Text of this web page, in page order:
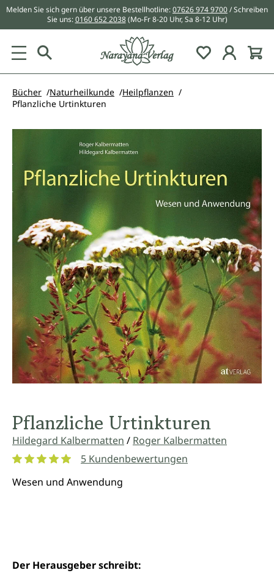
springen
Melden Sie sich gern über unsere Bestellhotline:07626 974 9700/ Schreiben
Sie uns:0160 652 2038 (Mo-Fr 8-20 Uhr, Sa 8-12 Uhr)
Du hast 0
Bücher Naturheilkunde
Heilpflanzen
Pflanzliche Urtinkturen
Pflanzliche Urtinkturen
Hildegard Kalbermatten / Roger Kalbermatten
5 Kundenbewertungen
Wesen und Anwendung
Der Herausgeber schreibt: